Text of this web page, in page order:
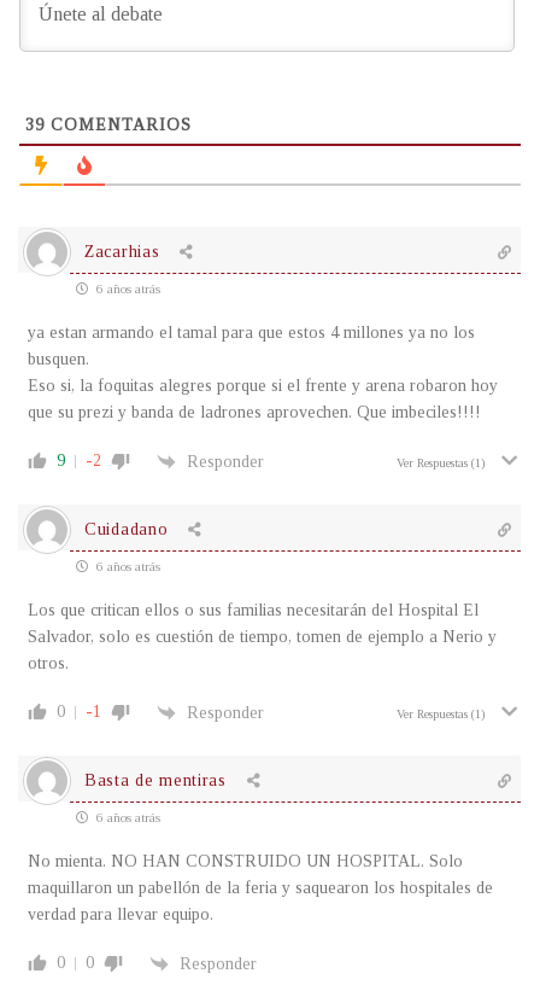
39 COMENTARIOS
Zacarhias
6 años atrás
ya estan armando el tamal para que estos 4 millones ya no los
busquen.
Eso si, la foquitas alegres porque si el frente y arena robaron hoy
que su prezi y banda de ladrones aprovechen. Que imbeciles!!!!
9 -2 Responder Ver Respuestas (1)
Cuidadano
6 años atrás
Los que critican ellos o sus familias necesitarán del Hospital El
Salvador, solo es cuestión de tiempo, tomen de ejemplo a Nerio y
otros.
0 -1 Responder Ver Respuestas (1)
Basta de mentiras
6 años atrás
No mienta. NO HAN CONSTRUIDO UN HOSPITAL. Solo
maquillaron un pabellón de la feria y saquearon los hospitales de
verdad para llevar equipo.
0 0 Responder